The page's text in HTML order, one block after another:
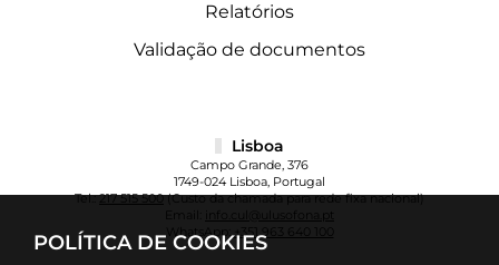
POLÍTICA DE COOKIES
Relatórios
Validação de documentos
Lisboa
Campo Grande, 376
1749-024 Lisboa, Portugal
Tel.:217 515 500(Custo da chamada para rede fixa nacional)
info.cul@ulusofona.pt
WhatsApp:+351 963 640 100